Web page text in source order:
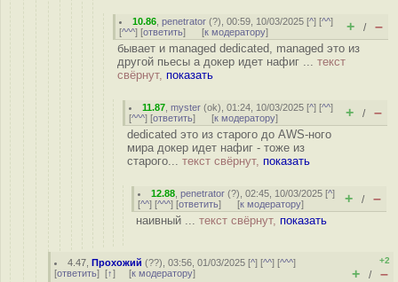
10.86 ,penetrator (?), 00:59, 10/03/2025 [^] [^^]
[^^^] [ответить] [к модератору] + / –
бывает и managed dedicated, managed это из
другой пьесы а докер идет нафиг ... текст
свёрнут, показать
11.87 ,myster (ok), 01:24, 10/03/2025 [^] [^^]
[^^^] [ответить] [к модератору] + / –
dedicated это из старого до AWS-ного
мира докер идет нафиг - тоже из
старого... текст свёрнут, показать
12.88 ,penetrator (?), 02:45, 10/03/2025 [^]
[^^] [^^^] [ответить] [к модератору] + / –
наивный ... текст свёрнут, показать
4.47 ,Прохожий (??), 03:56, 01/03/2025 [^] [^^] [^^^]
[ответить] [↑] [к модератору]
+2
+ / –